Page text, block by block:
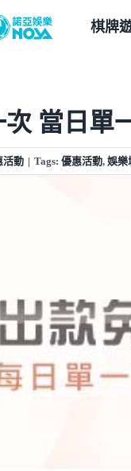
棋牌
當日單
活動 | Tags: 優惠活動, 娛樂